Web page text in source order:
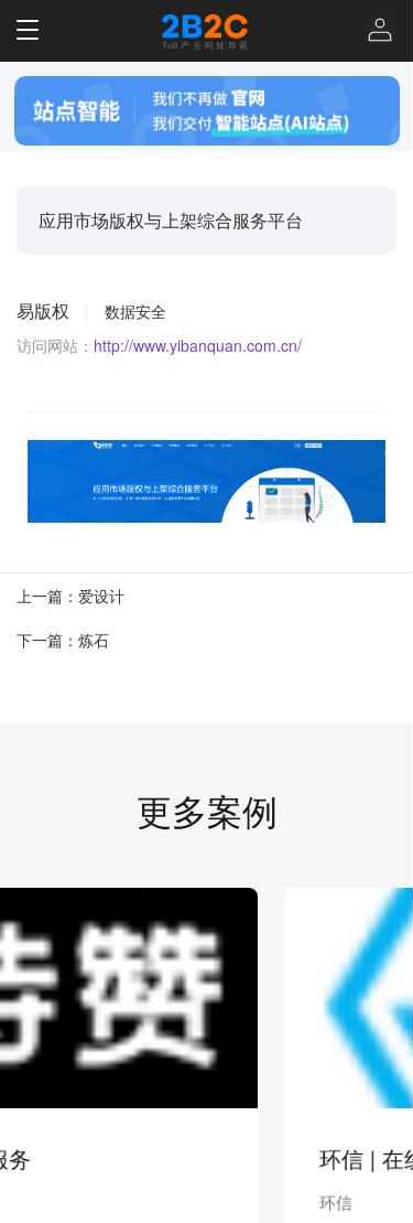
T
g
e
i
o
n
应用市场版权与上架综合服务平台
易版权
数据安全
访问网站： http://www.yibanquan.com.cn/
上一篇： 爱设计
下一篇： 炼石
更多案例
环信 | 在线
环信